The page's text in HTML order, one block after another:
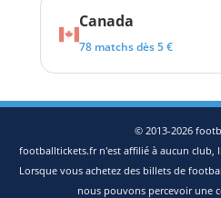
Canada
78 matchs dès 5 €
© 2013-2026
footballtickets.fr n'est affilié à aucun club,
Lorsque vous achetez des billets de
nous pouvons percevoir une